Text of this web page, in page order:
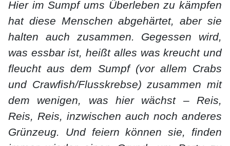
Hier im Sumpf ums Überleben zu kämpfen
hat diese Menschen abgehärtet, aber sie
halten auch zusammen. Gegessen wird,
was essbar ist, heißt alles was kreucht und
fleucht aus dem Sumpf (vor allem Crabs
und Crawfish/Flusskrebse) zusammen mit
dem wenigen, was hier wächst – Reis,
Reis, Reis, inzwischen auch noch anderes
Grünzeug. Und feiern können sie, finden